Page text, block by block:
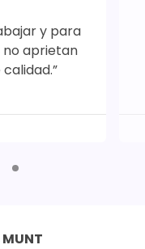
y para
no aprietan